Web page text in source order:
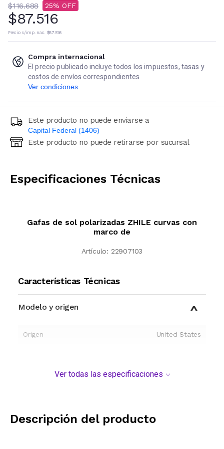
$116.688 25
$87.516
Precio s/imp. nac. $87.516
Compra internacional
El precio publicado incluye todos los impuestos, tasas y
costos de envíos correspondientes
Ver condiciones
Este producto no puede enviarse a
Capital Federal (1406)
Ingresá código postal (sólo números)
Este producto no puede retirarse por sucursal
Especificaciones Técnicas
Gafas de sol polarizadas ZHILE curvas con
marco de
Artículo: 22907103
Características Técnicas
Modelo y origen
Origen United States
Ver todas las especificaciones
Descripción del producto